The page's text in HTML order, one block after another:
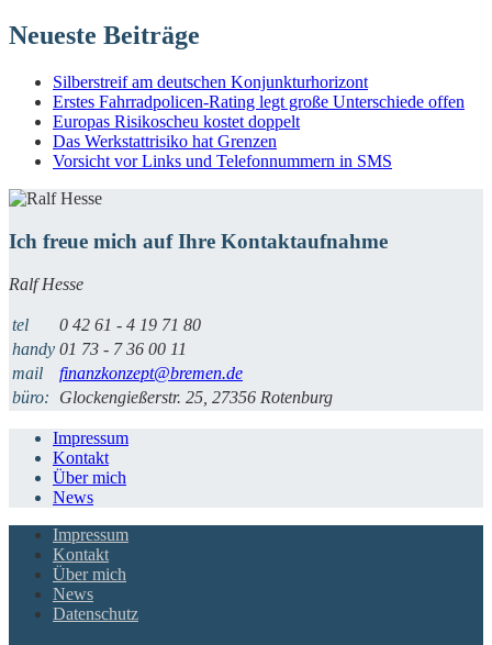
Neueste Beiträge
Silberstreif am deutschen Konjunkturhorizont
Erstes Fahrradpolicen-Rating legt große Unterschiede offen
Europas Risikoscheu kostet doppelt
Das Werkstattrisiko hat Grenzen
Vorsicht vor Links und Telefonnummern in SMS
Ich freue mich auf Ihre Kontaktaufnahme
Ralf Hesse
tel
0 42 61 - 4 19 71 80
handy 01 73 - 7 36 00 11
mail
finanzkonzept@bremen.de
büro:
Glockengießerstr. 25, 27356 Rotenburg
Impressum
Kontakt
Über mich
News
Impressum
Kontakt
Über mich
News
Datenschutz